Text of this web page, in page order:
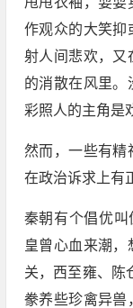
作观众的大笑抑
射人间悲欢，又
的消散在风里。
彩照人的主角是
然而，一些有精
在政治诉求上有
秦朝有个倡优叫
皇曾心血来潮
关，西至雍、陈
豢养些珍禽异兽